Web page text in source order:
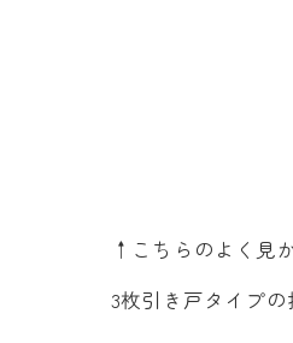
↑こちらのよく見
3枚引き戸タイプの